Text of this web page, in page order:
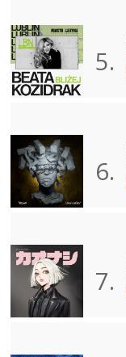
5.
6.
7.